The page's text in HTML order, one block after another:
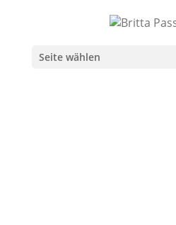
Seite wählen